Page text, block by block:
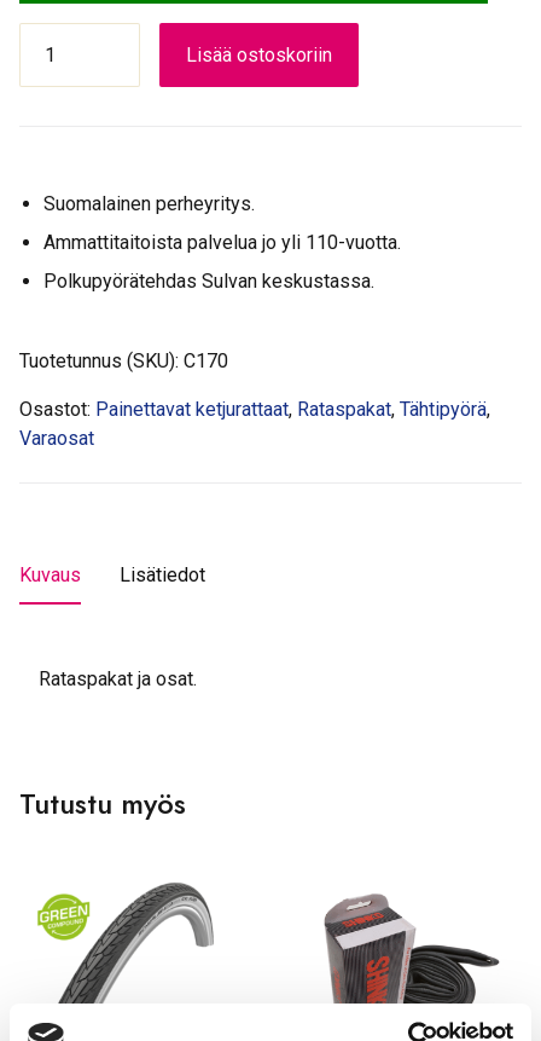
SHIMANO
20H
Lisää ostoskoriin
Suomalainen perheyritys.
Ammattitaitoista palvelua jo yli 110-vuotta.
Polkupyörätehdas Sulvan keskustassa.
Tuotetunnus (SKU): C170
Osastot: Painettavat ketjurattaat, Rataspakat, Tähtipyörä,
Varaosat
Kuvaus Lisätiedot
Rataspakat ja osat.
Tutustu myös